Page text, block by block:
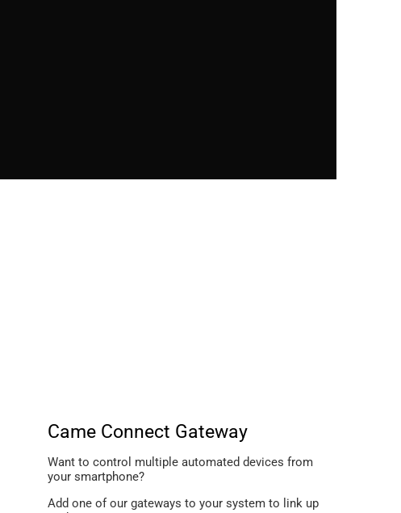
Came Connect Gateway
Want to control multiple automated devices from
your smartphone?
Add one of our gateways to your system to link up